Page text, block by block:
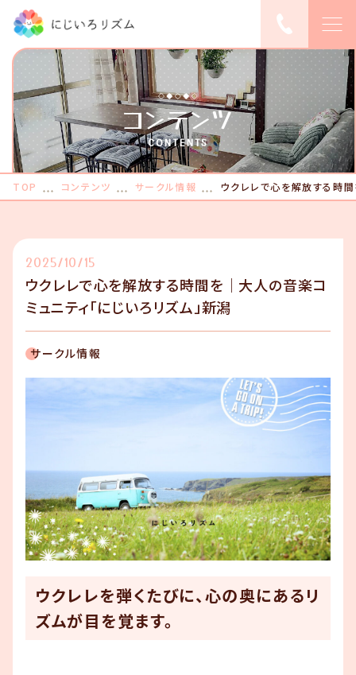
TOP
ピックアップ
にじいろリズムに
ついて
レンタルスペース
予約する
りませんか？
ご利用の流れ
コンテンツ
スタジオ概要
お知らせ一覧
コンテンツ
CONTENTS
TOP コンテンツ サークル情報 ウクレレで心を解放する時間
2025/10/15
ウクレレで心を解放する時間を｜大人の音楽コ
ミュニティ「にじいろリズム」新潟
サークル情報
ウクレレを弾くたびに、心の奥にあるリ
ズムが目を覚ます。